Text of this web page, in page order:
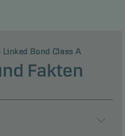
Bond Class A
Fakten